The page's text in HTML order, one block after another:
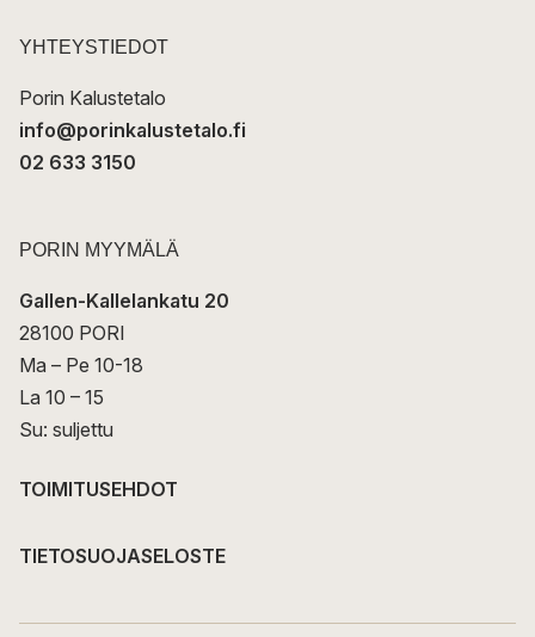
t
YHTEYSTIEDOT
Porin Kalustetalo
info@porinkalustetalo.fi
02 633 3150
PORIN MYYMÄLÄ
Gallen-Kallelankatu 20
28100 PORI
Ma – Pe 10-18
La 10 – 15
Su: suljettu
TOIMITUSEHDOT
TIETOSUOJASELOSTE